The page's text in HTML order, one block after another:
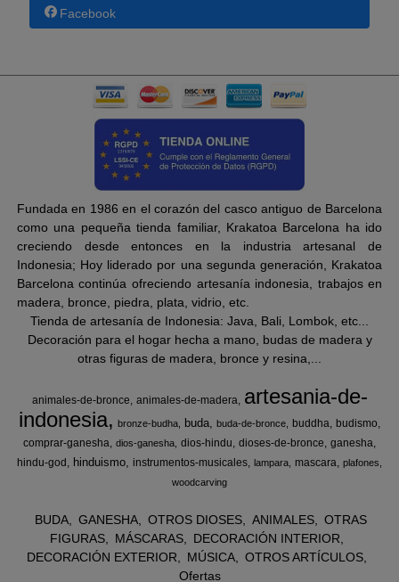
Facebook
Fundada en 1986 en el corazón del casco antiguo de Barcelona
como una pequeña tienda familiar, Krakatoa Barcelona ha ido
creciendo desde entonces en la industria artesanal de
Indonesia; Hoy liderado por una segunda generación, Krakatoa
Barcelona continúa ofreciendo artesanía indonesia, trabajos en
madera, bronce, piedra, plata, vidrio, etc.
Tienda de artesanía de Indonesia: Java, Bali, Lombok, etc...
Decoración para el hogar hecha a mano, budas de madera y
otras figuras de madera, bronce y resina,...
animales-de-bronce animales-de-madera
artesania-de-
indonesia
bronze-budha buda buda-de-bronce buddha budismo
comprar-ganesha
dios-ganesha dios-hindu dioses-de-bronce ganesha
hindu-god
hinduismo instrumentos-musicales lampara mascara
plafones
woodcarving
BUDA GANESHA OTROS DIOSES ANIMALES
OTRAS
FIGURAS
MÁSCARAS
DECORACIÓN INTERIOR
DECORACIÓN EXTERIOR
MÚSICA
OTROS ARTÍCULOS
Ofertas